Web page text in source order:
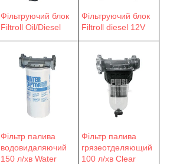
Фільтруючий блок
Filtroll Oil/Diesel
Фільтруючий блок
Filtroll diesel 12V
Фільтр палива
водовидаляючий
150 л/хв Water
Фільтр палива
грязеотделяющий
100 л/хв Clear